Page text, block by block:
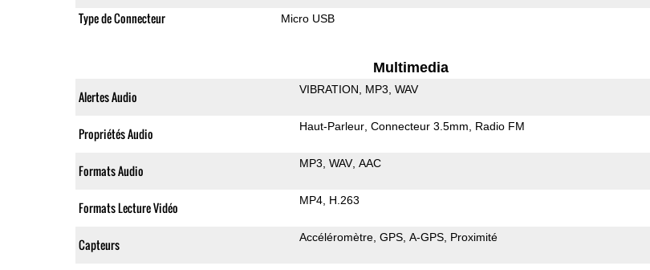
Type de Connecteur Micro USB
Multimedia
Alertes Audio VIBRATION MP3 WAV
Propriétés Audio Haut-Parleur Connecteur 3.5mm Radio FM
Formats Audio MP3 WAV AAC
Formats Lecture Vidéo MP4 H.263
Capteurs Accéléromètre GPS A-GPS Proximité